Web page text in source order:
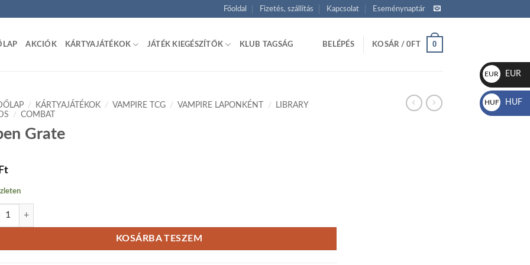
Főoldal Fizetés, szállítás Kapcsolat Eseménynaptár
AKCIÓK KÁRTYAJÁTÉKOK JÁTÉK KIEGÉSZÍTŐK KLUB TAGSÁG BELÉPÉS KOSÁR /0FT 0
/ KÁRTYAJÁTÉKOK / VAMPIRE TCG / VAMPIRE LAPONKÉNT /
LIBRARY
/ COMBAT
Grate
Ft
Grate mennyiség
KOSÁRBA TESZEM
EUR
€
EUR
HUF
Ft
HUF